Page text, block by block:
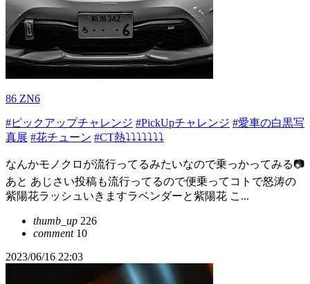
86 ZN6
#ピックアップチャレンジ #PickUpチャレンジ #愛車の白黒写
真展 #花チューン #CT熱⤵︎⤵︎⤵︎⤵︎⤵︎⤵︎⤵︎
なんかモノクロが流行ってるみたいなので乗っかってみる📷
あと あじさい投稿も流行ってるので便乗ってコトで怒涛の
紫陽花ラッシュいきますラベンダーと紫陽花 こ...
thumb_up 226
comment10
2023/06/16 22:03